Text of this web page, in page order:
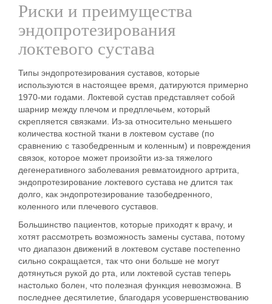
Риски и преимущества
эндопротезирования
локтевого сустава
Типы эндопротезирования суставов, которые
используются в настоящее время, датируются примерно
1970-ми годами. Локтевой сустав представляет собой
шарнир между плечом и предплечьем, который
скрепляется связками. Из-за относительно меньшего
количества костной ткани в локтевом суставе (по
сравнению с тазобедренным и коленным) и повреждения
связок, которое может произойти из-за тяжелого
дегенеративного заболевания ревматоидного артрита,
эндопротезирование локтевого сустава не длится так
долго, как эндопротезирование тазобедренного,
коленного или плечевого суставов.
Большинство пациентов, которые приходят к врачу, и
хотят рассмотреть возможность замены сустава, потому
что диапазон движений в локтевом суставе постепенно
сильно сокращается, так что они больше не могут
дотянуться рукой до рта, или локтевой сустав теперь
настолько болен, что полезная функция невозможна. В
последнее десятилетие, благодаря усовершенствованию